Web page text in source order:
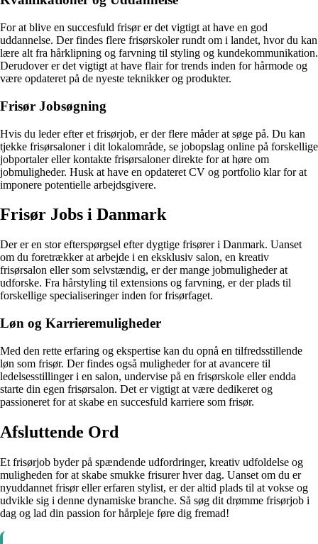
For at blive en succesfuld frisør er det vigtigt at have en god
uddannelse. Der findes flere frisørskoler rundt om i landet, hvor du kan
lære alt fra hårklipning og farvning til styling og kundekommunikation.
Derudover er det vigtigt at have flair for trends inden for hårmode og
være opdateret på de nyeste teknikker og produkter.
Frisør Jobsøgning
Hvis du leder efter et frisørjob, er der flere måder at søge på. Du kan
tjekke frisørsaloner i dit lokalområde, se jobopslag online på forskellige
jobportaler eller kontakte frisørsaloner direkte for at høre om
jobmuligheder. Husk at have en opdateret CV og portfolio klar for at
imponere potentielle arbejdsgivere.
Frisør Jobs i Danmark
Der er en stor efterspørgsel efter dygtige frisører i Danmark. Uanset
om du foretrækker at arbejde i en eksklusiv salon, en kreativ
frisørsalon eller som selvstændig, er der mange jobmuligheder at
udforske. Fra hårstyling til extensions og farvning, er der plads til
forskellige specialiseringer inden for frisørfaget.
Løn og Karrieremuligheder
Med den rette erfaring og ekspertise kan du opnå en tilfredsstillende
løn som frisør. Der findes også muligheder for at avancere til
ledelsesstillinger i en salon, undervise på en frisørskole eller endda
starte din egen frisørsalon. Det er vigtigt at være dedikeret og
passioneret for at skabe en succesfuld karriere som frisør.
Afsluttende Ord
Et frisørjob byder på spændende udfordringer, kreativ udfoldelse og
muligheden for at skabe smukke frisurer hver dag. Uanset om du er
nyuddannet frisør eller erfaren stylist, er der altid plads til at vokse og
udvikle sig i denne dynamiske branche. Så søg dit drømme frisørjob i
dag og lad din passion for hårpleje føre dig fremad!